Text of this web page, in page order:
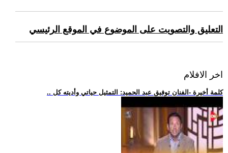
التعليق والتصويت على الموضوع في الموقع الرئيسي
اخر الافلام
.. كلمة أخيرة -الفنان توفيق عبد الحميد: التمثيل حياتي وأديته كل